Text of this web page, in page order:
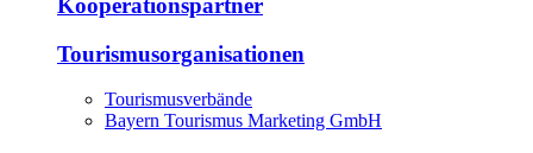
Kooperationspartner
Tourismusorganisationen
Tourismusverbände
Bayern Tourismus Marketing GmbH